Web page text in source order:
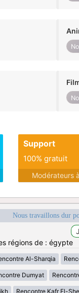
Support
100% gratuit
Modérateurs
Nous travaillons dur
régions de : égypte
Al-Sharqia
Dumyat
Rencontre Kafr El-